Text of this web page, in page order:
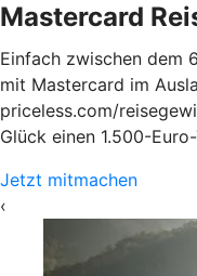
Mastercard
Einfach zwischen dem
mit Mastercard im
priceless.com/
Glück einen 1.500-
Jetzt mitmachen
‹